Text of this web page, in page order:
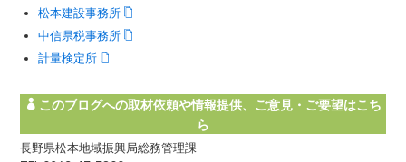
松本建設事務所
中信県税事務所
計量検定所
このブログへの取材依頼や情報提供、ご意見・ご要望はこち
ら
長野県松本地域振興局総務管理課